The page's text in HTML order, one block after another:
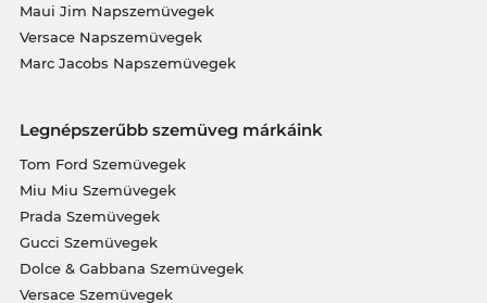
Maui Jim Napszemüvegek
Versace Napszemüvegek
Marc Jacobs Napszemüvegek
Legnépszerűbb szemüveg márkáink
Tom Ford Szemüvegek
Miu Miu Szemüvegek
Prada Szemüvegek
Gucci Szemüvegek
Dolce & Gabbana Szemüvegek
Versace Szemüvegek